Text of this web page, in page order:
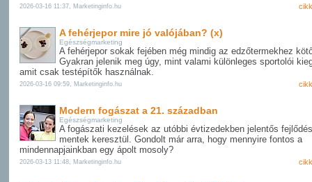
2026-03-16 11:37, Marketinginfo.hu
A fehérjepor mire jó valójában? (x)
Egészségmarketing
A fehérjepor sokak fejében még mindig az edzőtermekhez
Gyakran jelenik meg úgy, mint valami különleges sportolói
amit csak testépítők használnak.
2026-03-16 09:59, Marketinginfo.hu
Modern fogászat a 21. században
Egészségmarketing
A fogászati kezelések az utóbbi évtizedekben jelentős
mentek keresztül. Gondolt már arra, hogy mennyire fontos a
mindennapjainkban egy ápolt mosoly?
2026-03-13 11:48, Marketinginfo.hu